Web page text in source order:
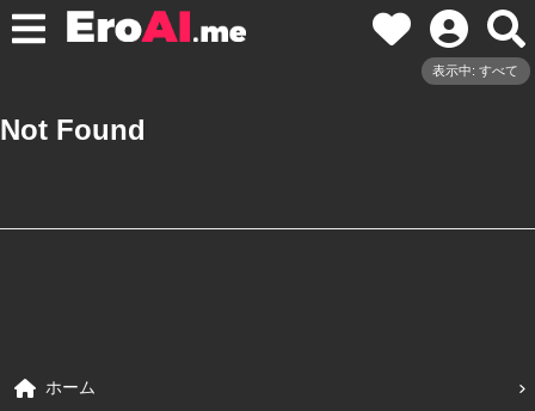
表示中: すべて
Not Found
ホーム